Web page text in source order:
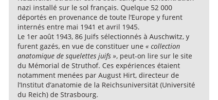
nazi installé sur le sol français. Quelque 52 000
déportés en provenance de toute l’Europe y furent
internés entre mai 1941 et avril 1945.
Le 1er août 1943, 86 Juifs sélectionnés à Auschwitz, y
furent gazés, en vue de constituer une « collection
anatomique de squelettes juifs », peut-on lire sur le site
du Mémorial de Struthof. Ces expériences étaient
notamment menées par August Hirt, directeur de
l’Institut d’anatomie de la Reichsuniversität (Université
du Reich) de Strasbourg.